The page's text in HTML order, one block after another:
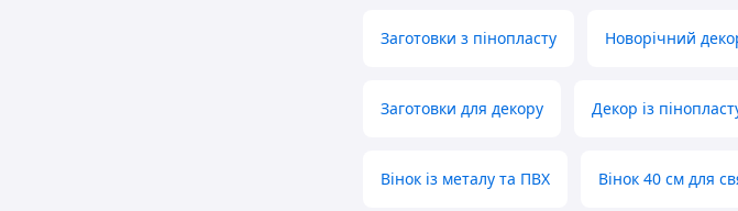
Заготовки з пінопласту Новорічний
Заготовки для декору Декор із
Вінок із металу та ПВХ Вінок 40 см для